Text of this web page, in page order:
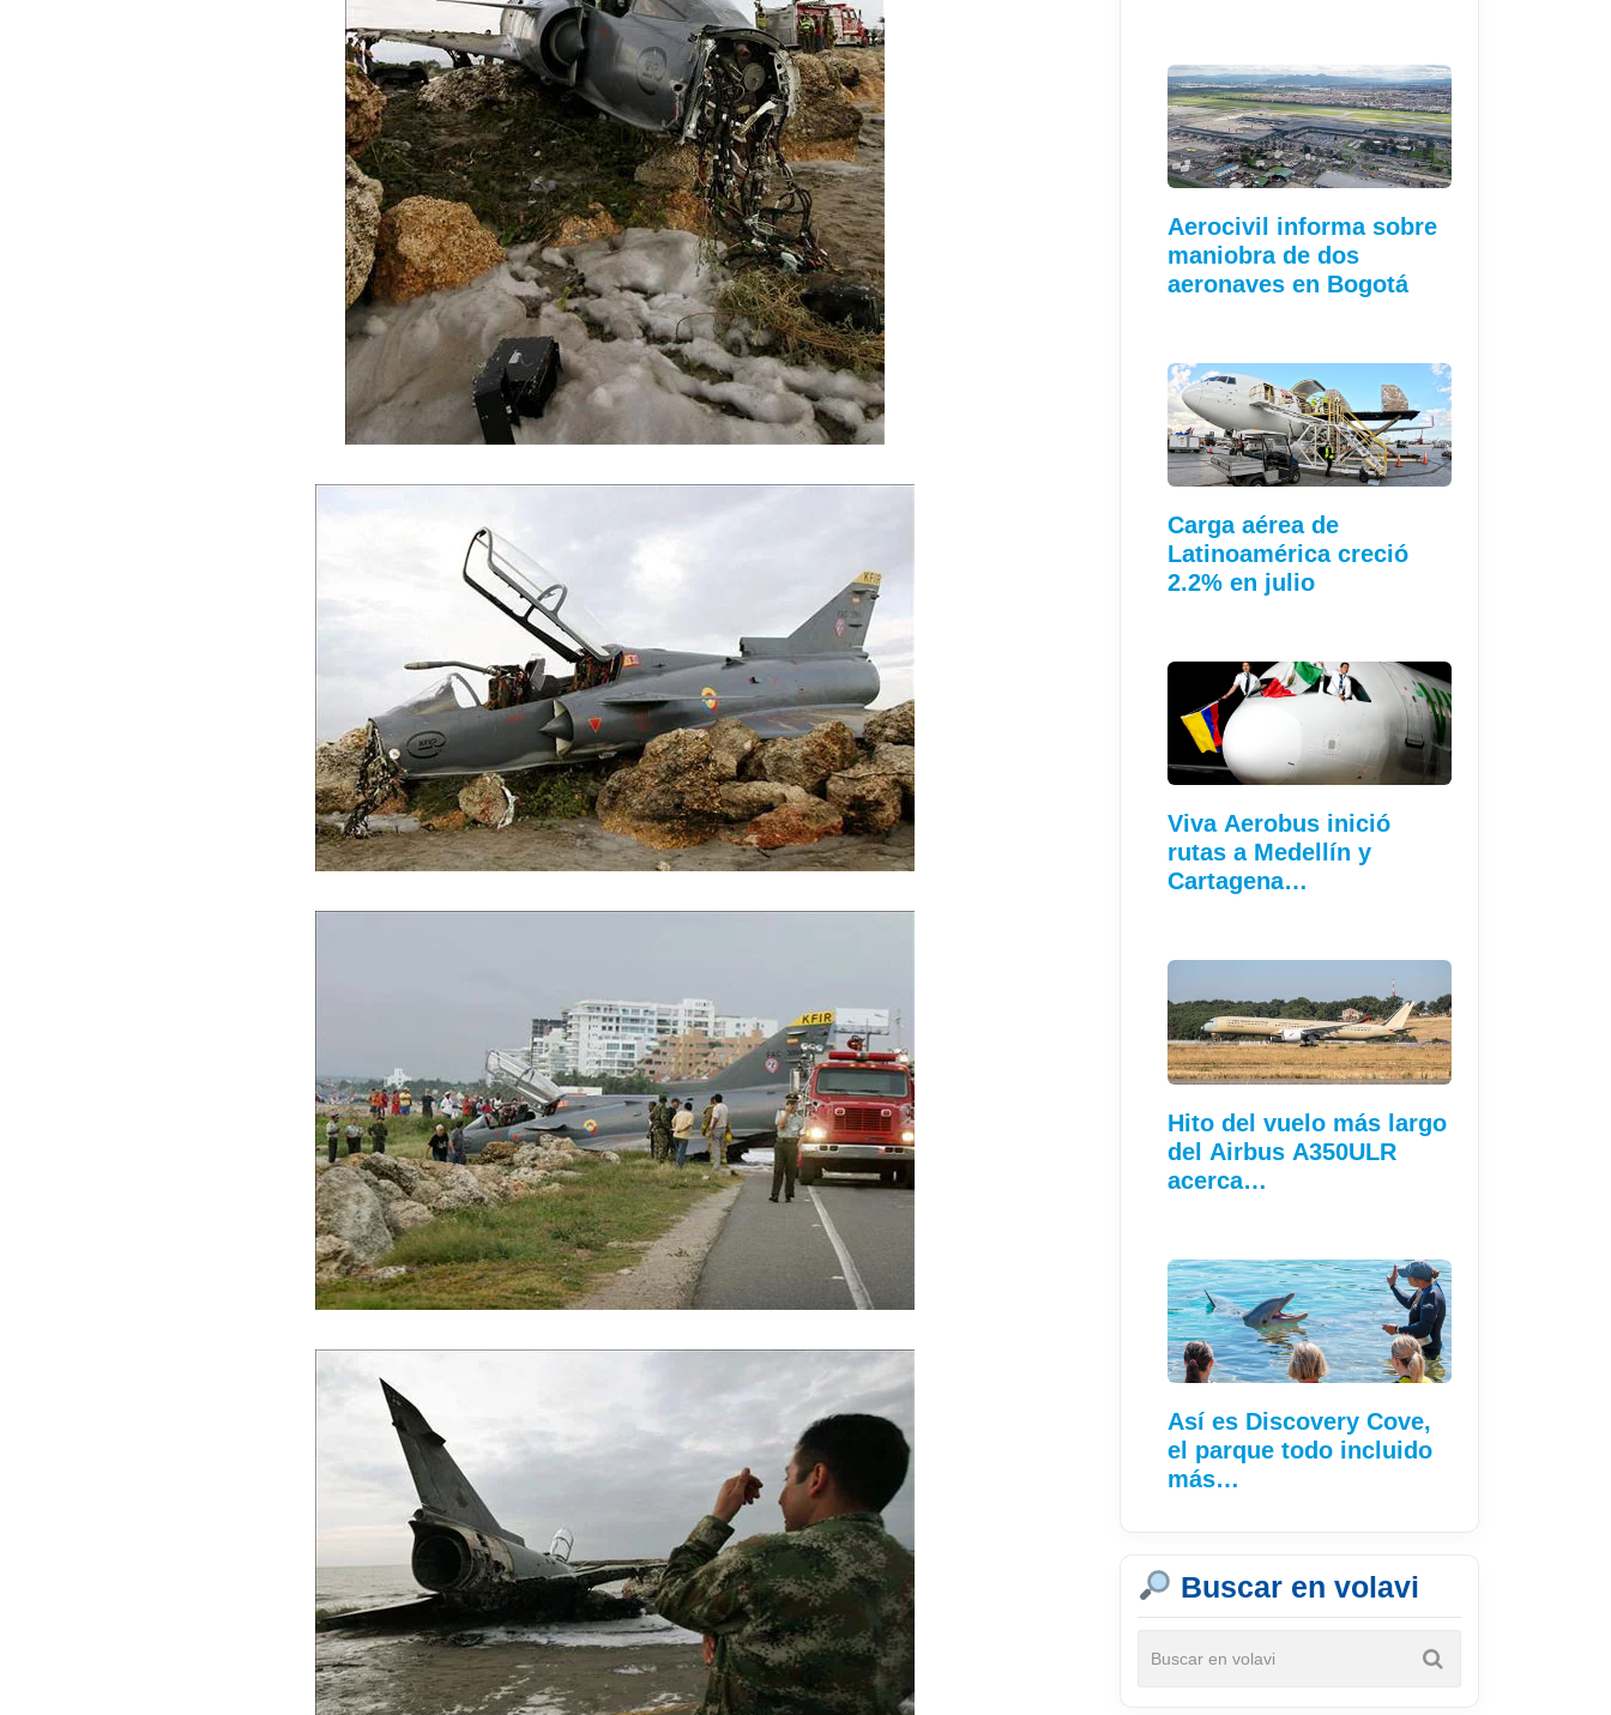
Aerocivil informa sobre
maniobra de dos
aeronaves en Bogotá
Carga aérea de
Latinoamérica creció
2.2% en julio
Viva Aerobus inició
rutas a Medellín y
Cartagena…
Hito del vuelo más largo
del Airbus A350ULR
acerca…
Así es Discovery Cove,
el parque todo incluido
más…
Buscar en volavi